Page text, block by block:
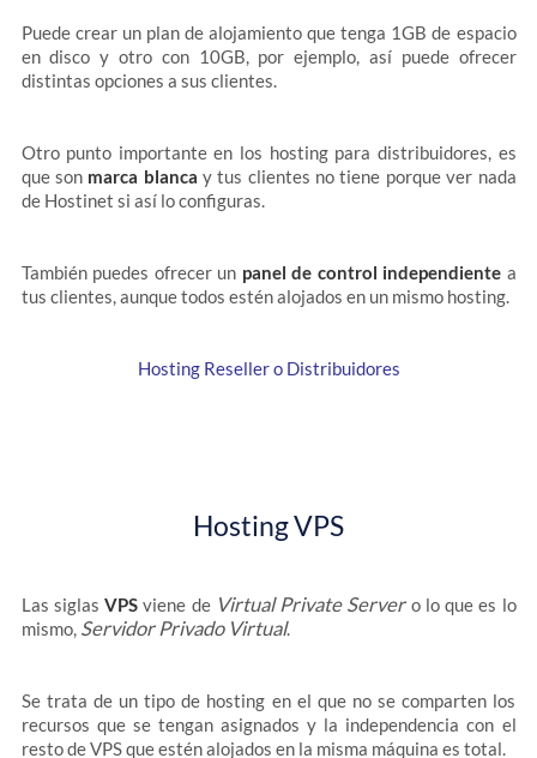
Puede crear un plan de alojamiento que tenga 1GB de espacio
en disco y otro con 10GB, por ejemplo, así puede ofrecer
distintas opciones a sus clientes.
Otro punto importante en los hosting para distribuidores, es
que son marca blanca y tus clientes no tiene porque ver nada
de Hostinet si así lo configuras.
También puedes ofrecer un panel de control independiente a
tus clientes, aunque todos estén alojados en un mismo hosting.
Hosting Reseller o Distribuidores
Hosting VPS
Las siglas VPS viene de Virtual Private Servero lo que es lo
mismo, Servidor Privado Virtual.
Se trata de un tipo de hosting en el que no se comparten los
recursos que se tengan asignados y la independencia con el
resto de VPS que estén alojados en la misma máquina es total.